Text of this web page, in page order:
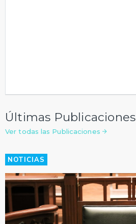
Últimas Publicaciones
Ver todas las Publicaciones
NOTICIAS